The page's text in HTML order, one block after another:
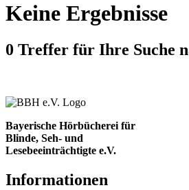
Keine Ergebnisse
0 Treffer für Ihre Suche
Bayerische Hörbücherei für
Blinde, Seh- und
Lesebeeinträchtigte e.V.
Informationen